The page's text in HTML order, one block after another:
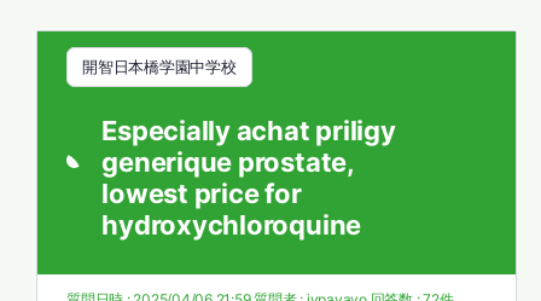
開智日本橋学園中学校
Especially achat priligy
generique prostate,
lowest price for
hydroxychloroquine